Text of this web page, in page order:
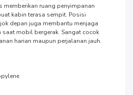
kabin terasa sempit. Posisi
depan juga membantu menjaga
mobil bergerak. Sangat cocok
harian maupun perjalanan jauh.